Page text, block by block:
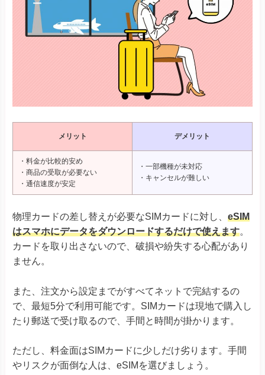
メリット デメリット
・料金が比較的安め
・商品の受取が必要ない
・通信速度が安定
・一部機種が未対応
・キャンセルが難しい
物理カードの差し替えが必要なSIMカードに対し、 eSIM
はスマホにデータをダウンロードするだけで使えます。
カードを取り出さないので、破損や紛失する心配があり
ません。
また、注文から設定までがすべてネットで完結するの
で、最短5分で利用可能です。SIMカードは現地で購入し
たり郵送で受け取るので、手間と時間が掛かります。
ただし、料金面はSIMカードに少しだけ劣ります。手間
やリスクが面倒な人は、eSIMを選びましょう。